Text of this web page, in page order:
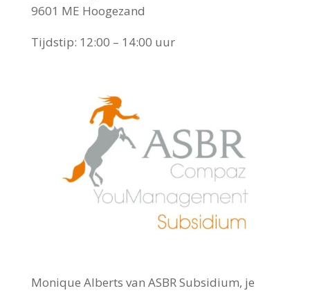
9601 ME Hoogezand
Tijdstip: 12:00 – 14:00 uur
Monique Alberts van ASBR Subsidium, je